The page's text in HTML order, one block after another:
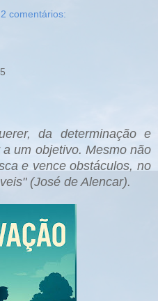
2 comentários:
da determinação e
um objetivo. Mesmo não
e vence obstáculos, no
(José de Alencar).